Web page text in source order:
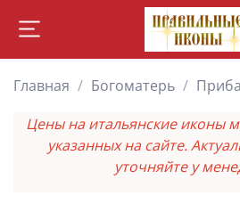
Главная Богоматерь
Цены на итальянские иконы
указанных на сайте.
уточняйте у